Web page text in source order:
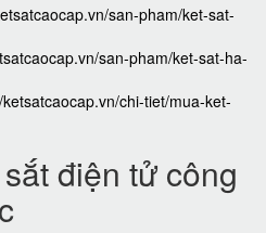
san-pham/ket-sat-
san-pham/ket-sat-ha-
chi-tiet/mua-ket-
điện tử công